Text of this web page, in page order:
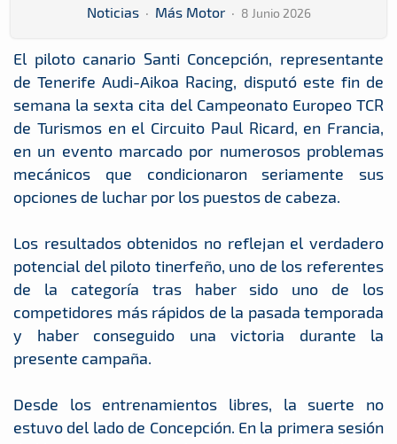
Noticias · Más Motor · 8 Junio 2026
El piloto canario Santi Concepción, representante
de Tenerife Audi-Aikoa Racing, disputó este fin de
semana la sexta cita del Campeonato Europeo TCR
de Turismos en el Circuito Paul Ricard, en Francia,
en un evento marcado por numerosos problemas
mecánicos que condicionaron seriamente sus
opciones de luchar por los puestos de cabeza.
Los resultados obtenidos no reflejan el verdadero
potencial del piloto tinerfeño, uno de los referentes
de la categoría tras haber sido uno de los
competidores más rápidos de la pasada temporada
y haber conseguido una victoria durante la
presente campaña.
Desde los entrenamientos libres, la suerte no
estuvo del lado de Concepción. En la primera sesión